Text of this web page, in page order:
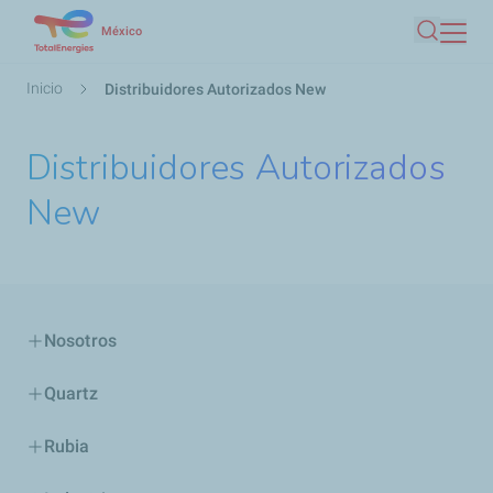
contenido
México
Buscar
Ruta
Inicio Distribuidores Autorizados New
Distribuidores Autorizados
New
Nosotros
Quartz
Rubia